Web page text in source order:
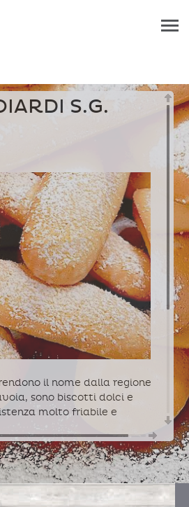
S.G.
il nome dalla regione
sono biscotti dolci e
molto friabile e
ricorda un grosso dito
in inglese vengono
cioe' dita di dama. La
risalire al tardo XV
creati presso la corte